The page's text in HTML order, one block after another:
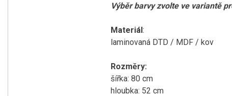
Výběr barvy zvolte ve variantě
Materiál:
laminovaná DTD / MDF / kov
Rozměry:
šířka: 80 cm
hloubka: 52 cm